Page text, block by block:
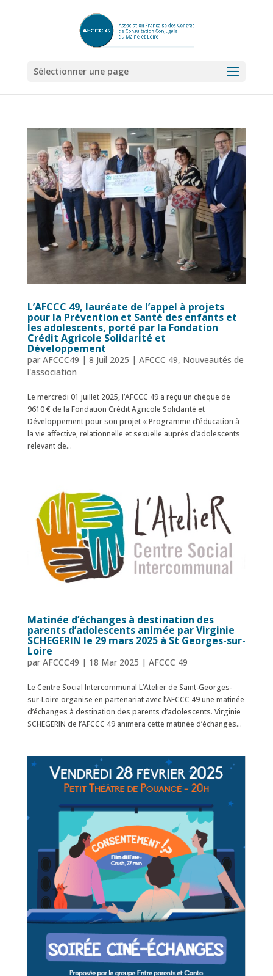
Sélectionner une page
L’AFCCC 49, lauréate de l’appel à projets
pour la Prévention et Santé des enfants et
les adolescents, porté par la Fondation
Crédit Agricole Solidarité et
Développement
par AFCCC49 | 8 Juil 2025 | AFCCC 49, Nouveautés de
l'association
Le mercredi 01 juillet 2025, l’AFCCC 49 a reçu un chèque de
9610 € de la Fondation Crédit Agricole Solidarité et
Développement pour son projet « Programme d’éducation à
la vie aﬀective, relationnelle et sexuelle auprès d’adolescents
relevant de...
Matinée d’échanges à destination des
parents d’adolescents animée par Virginie
SCHEGERIN le 29 mars 2025 à St Georges-sur-
Loire
par AFCCC49 | 18 Mar 2025 | AFCCC 49
Le Centre Social Intercommunal L’Atelier de Saint-Georges-
sur-Loire organise en partenariat avec l’AFCCC 49 une matinée
d’échanges à destination des parents d’adolescents. Virginie
SCHEGERIN de l’AFCCC 49 animera cette matinée d’échanges...